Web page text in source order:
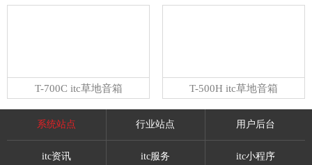
T-700C itc草地音箱 T-500H itc草地音箱
系统站点 行业站点 用户后台
itc资讯 itc服务 itc小程序